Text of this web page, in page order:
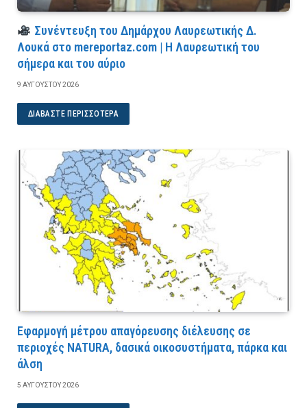
Συνέντευξη του Δημάρχου Λαυρεωτικής Δ.
Λουκά στο mereportaz.com | Η Λαυρεωτική του
σήμερα και του αύριο
9 ΑΥΓΟΎΣΤΟΥ 2026
ΔΙΑΒΆΣΤΕ ΠΕΡΙΣΣΌΤΕΡΑ
Εφαρμογή μέτρου απαγόρευσης διέλευσης σε
περιοχές NATURA, δασικά οικοσυστήματα, πάρκα και
άλση
5 ΑΥΓΟΎΣΤΟΥ 2026